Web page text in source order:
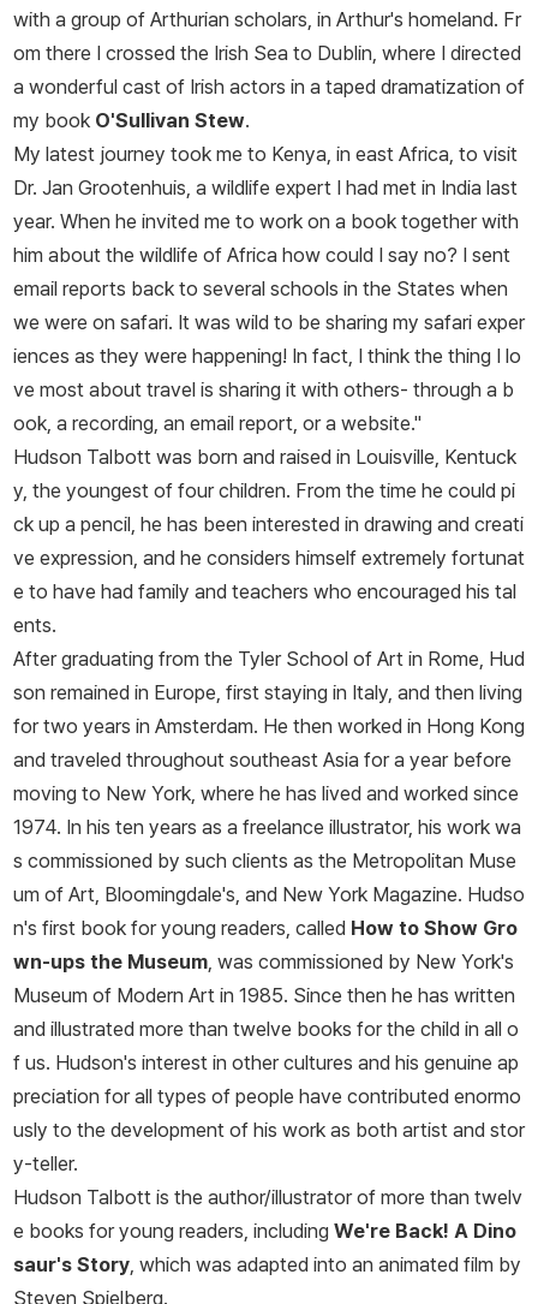
with a group of Arthurian scholars, in Arthur's homeland. Fr
om there I crossed the Irish Sea to Dublin, where I directed
a wonderful cast of Irish actors in a taped dramatization of
my book O'Sullivan Stew.
My latest journey took me to Kenya, in east Africa, to visit
Dr. Jan Grootenhuis, a wildlife expert I had met in India last
year. When he invited me to work on a book together with
him about the wildlife of Africa how could I say no? I sent
email reports back to several schools in the States when
we were on safari. It was wild to be sharing my safari exper
iences as they were happening! In fact, I think the thing I lo
ve most about travel is sharing it with others- through a b
ook, a recording, an email report, or a website."
Hudson Talbott was born and raised in Louisville, Kentuck
y, the youngest of four children. From the time he could pi
ck up a pencil, he has been interested in drawing and creati
ve expression, and he considers himself extremely fortunat
e to have had family and teachers who encouraged his tal
ents.
After graduating from the Tyler School of Art in Rome, Hud
son remained in Europe, first staying in Italy, and then living
for two years in Amsterdam. He then worked in Hong Kong
and traveled throughout southeast Asia for a year before
moving to New York, where he has lived and worked since
1974. In his ten years as a freelance illustrator, his work wa
s commissioned by such clients as the Metropolitan Muse
um of Art, Bloomingdale's, and New York Magazine. Hudso
n's first book for young readers, called How to Show Gro
wn-ups the Museum, was commissioned by New York's
Museum of Modern Art in 1985. Since then he has written
and illustrated more than twelve books for the child in all o
f us. Hudson's interest in other cultures and his genuine ap
preciation for all types of people have contributed enormo
usly to the development of his work as both artist and stor
y-teller.
Hudson Talbott is the author/illustrator of more than twelv
e books for young readers, including We're Back! A Dino
saur's Story, which was adapted into an animated film by
Steven Spielberg.